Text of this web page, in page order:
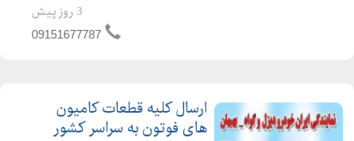
نارون.لوازم یدکی L300 لوازم جلوبندی ون
دلیکا . لوازم ون میتسوبیش...
3 روز پیش
09151677787
ارسال کلیه قطعات کامیون
های فوتون به سراسر کشور